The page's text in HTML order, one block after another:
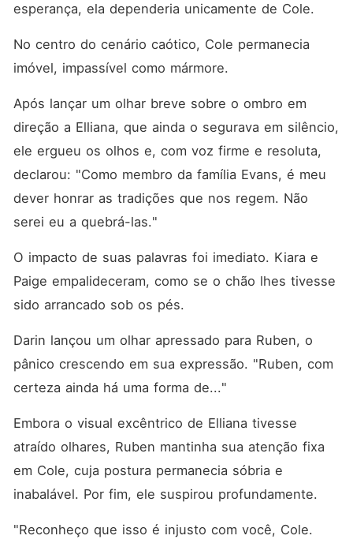
esperança, ela dependeria unicamente de Cole.
No centro do cenário caótico, Cole permanecia
imóvel, impassível como mármore.
Após lançar um olhar breve sobre o ombro em
direção a Elliana, que ainda o segurava em silêncio,
ele ergueu os olhos e, com voz firme e resoluta,
declarou: "Como membro da família Evans, é meu
dever honrar as tradições que nos regem. Não
serei eu a quebrá-las."
O impacto de suas palavras foi imediato. Kiara e
Paige empalideceram, como se o chão lhes tivesse
sido arrancado sob os pés.
Darin lançou um olhar apressado para Ruben, o
pânico crescendo em sua expressão. "Ruben, com
certeza ainda há uma forma de..."
Embora o visual excêntrico de Elliana tivesse
atraído olhares, Ruben mantinha sua atenção fixa
em Cole, cuja postura permanecia sóbria e
inabalável. Por fim, ele suspirou profundamente.
"Reconheço que isso é injusto com você, Cole.